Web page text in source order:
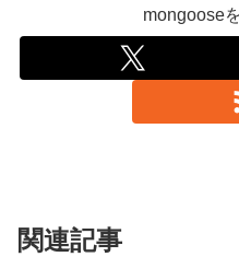
mongoose
関連記事